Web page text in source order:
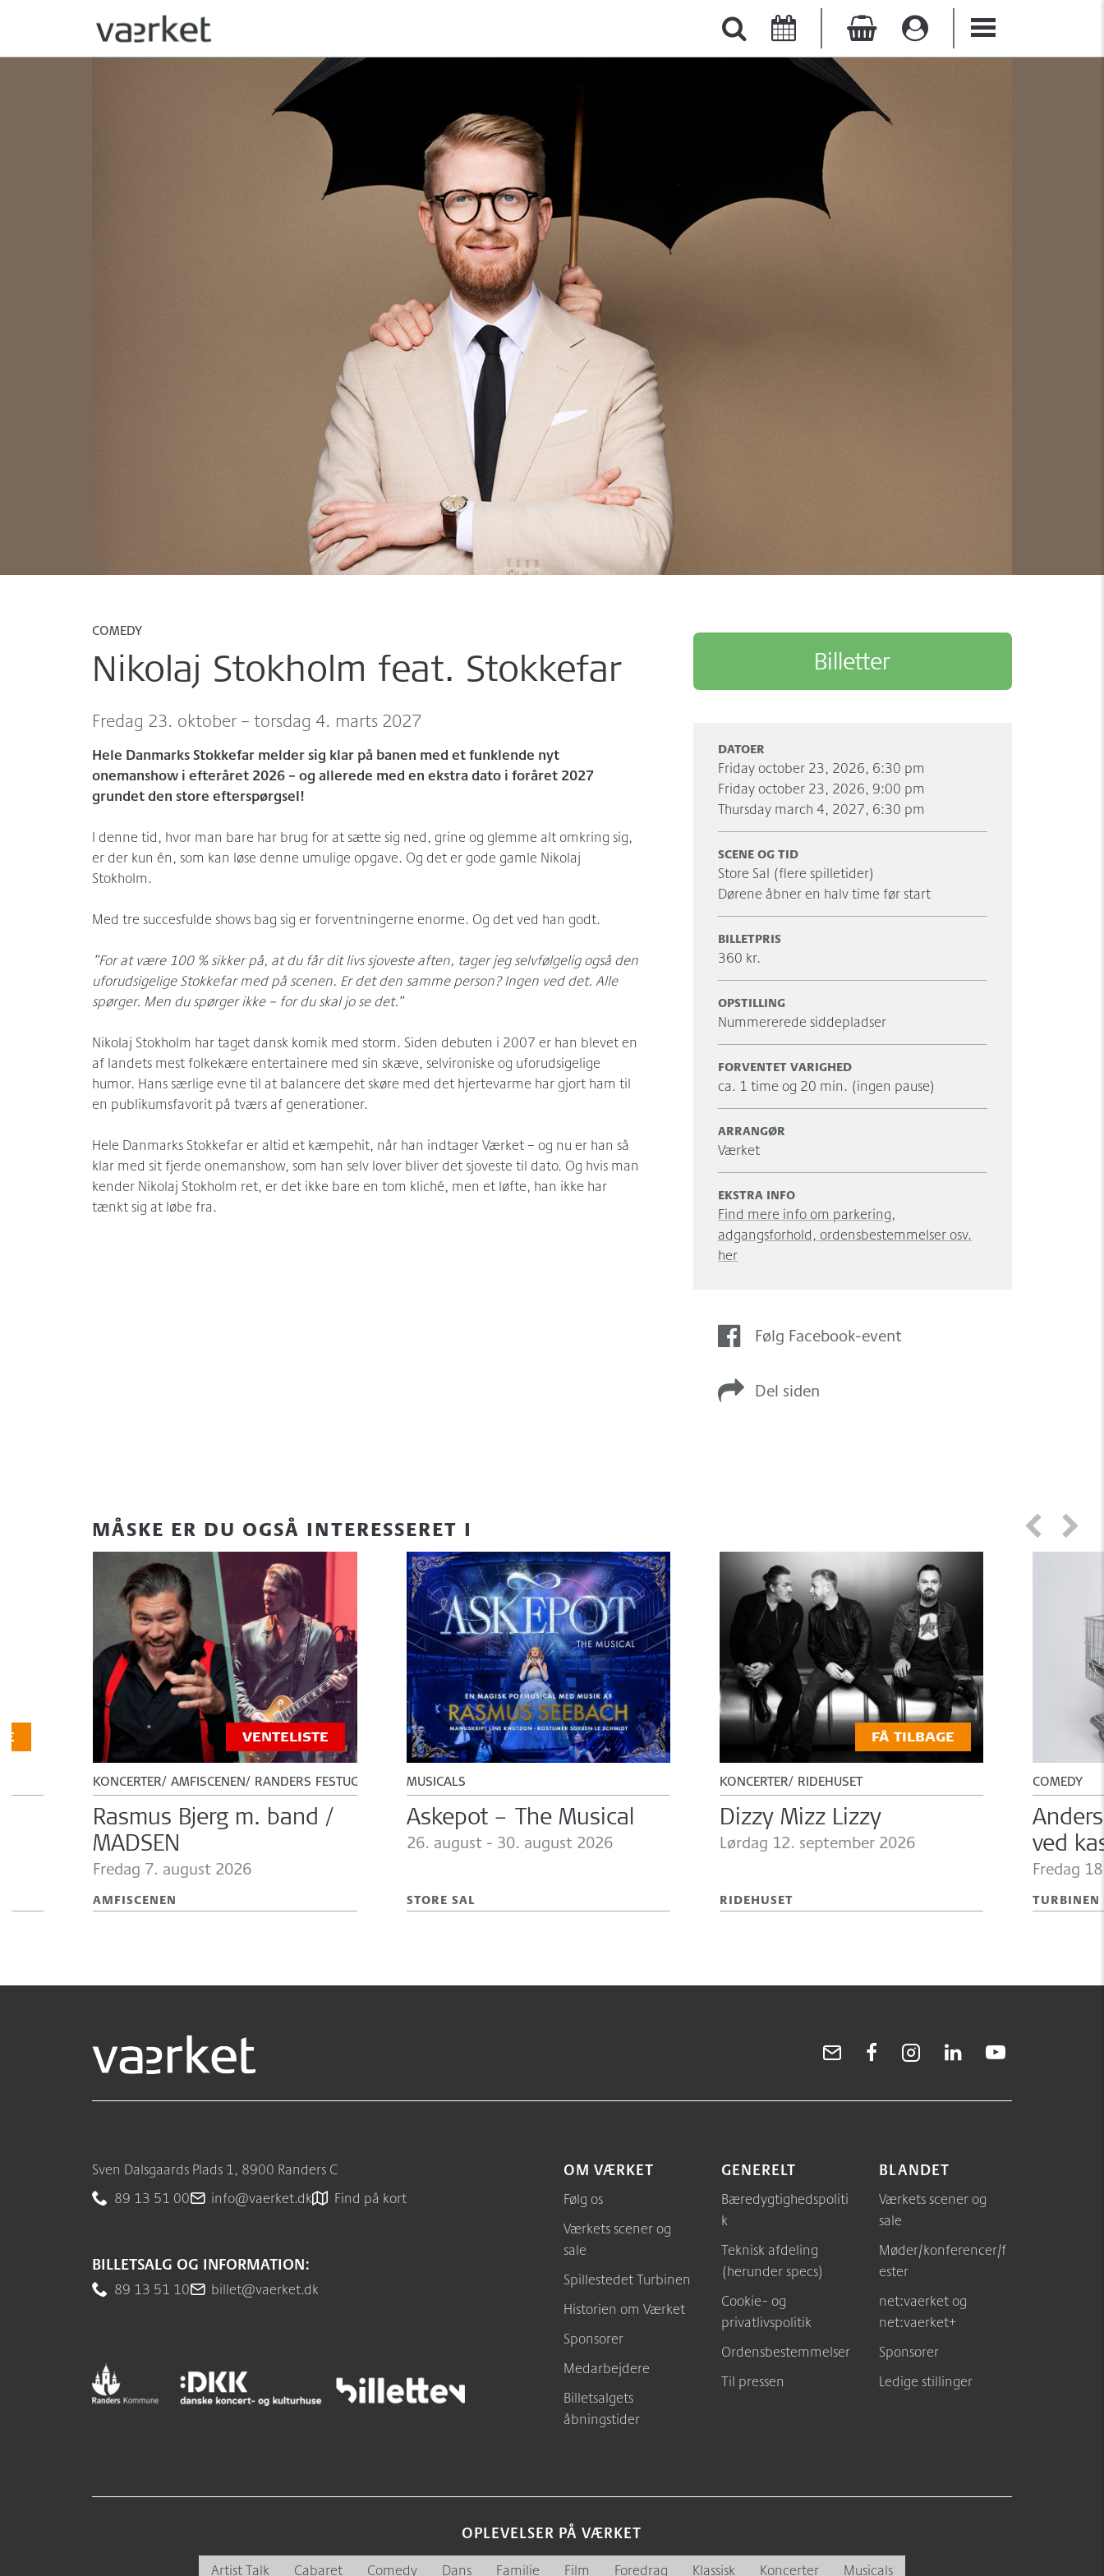
COMEDY
Nikolaj Stokholm feat. Stokkefar
fredag 23. oktober – torsdag 4. marts 2027
Hele Danmarks Stokkefar melder sig klar på banen med et funklende nyt
onemanshow i efteråret 2026 – og allerede med en ekstra dato i foråret 2027
grundet den store efterspørgsel!
I denne tid, hvor man bare har brug for at sætte sig ned, grine og glemme alt omkring sig,
er der kun én, som kan løse denne umulige opgave. Og det er gode gamle Nikolaj
Stokholm.
Med tre succesfulde shows bag sig er forventningerne enorme. Og det ved han godt.
”For at være 100 % sikker på, at du får dit livs sjoveste aften, tager jeg selvfølgelig også den
uforudsigelige Stokkefar med på scenen. Er det den samme person? Ingen ved det. Alle
spørger. Men du spørger ikke – for du skal jo se det.”
Nikolaj Stokholm har taget dansk komik med storm. Siden debuten i 2007 er han blevet en
af landets mest folkekære entertainere med sin skæve, selvironiske og uforudsigelige
humor. Hans særlige evne til at balancere det skøre med det hjertevarme har gjort ham til
en publikumsfavorit på tværs af generationer.
Hele Danmarks Stokkefar er altid et kæmpehit, når han indtager Værket – og nu er han så
klar med sit fjerde onemanshow, som han selv lover bliver det sjoveste til dato. Og hvis man
kender Nikolaj Stokholm ret, er det ikke bare en tom kliché, men et løfte, han ikke har
tænkt sig at løbe fra.
Billetter
DATOER
friday october 23, 2026, 6:30 pm
friday october 23, 2026, 9:00 pm
thursday march 4, 2027, 6:30 pm
SCENE OG TID
Store Sal (flere spilletider)
Dørene åbner en halv time før start
BILLETPRIS
360 kr.
OPSTILLING
Nummererede siddepladser
FORVENTET VARIGHED
ca. 1 time og 20 min. (ingen pause)
ARRANGØR
Værket
EKSTRA INFO
Find mere info om parkering,
adgangsforhold, ordensbestemmelser osv.
her
Følg Facebook-event
Del siden
MÅSKE ER DU OGSÅ INTERESSERET I
VENTELISTE
KONCERTER AMFISCENEN RANDERS FESTUGE
Rasmus Bjerg m. band /
MADSEN
Fredag 7. august 2026
AMFISCENEN
MUSICALS
Askepot – The Musical
26. august - 30. august 2026
STORE SAL
FÅ TILBAGE
KONCERTER RIDEHUSET
Dizzy Mizz Lizzy
Lørdag 12. september 2026
RIDEHUSET
COMEDY
ved
Fredag
TURBINEN
Sven Dalsgaards Plads 1, 8900 Randers C
89 13 51 00
info@vaerket.dk Find på kort
BILLETSALG OG INFORMATION:
89 13 51 10 billet@vaerket.dk
OM VÆRKET
Følg os
Værkets scener og
sale
Spillestedet Turbinen
Historien om Værket
Sponsorer
Medarbejdere
Billetsalgets
åbningstider
GENERELT
Bæredygtighedspoliti
k
Teknisk afdeling
(herunder specs)
Cookie- og
privatlivspolitik
Ordensbestemmelser
Til pressen
BLANDET
Værkets scener og
sale
Møder/konferencer/f
ester
net:vaerket og
net:vaerket+
Sponsorer
Ledige stillinger
OPLEVELSER PÅ VÆRKET
Artist Talk Cabaret Comedy Dans Familie Film Foredrag Klassisk Koncerter Musicals